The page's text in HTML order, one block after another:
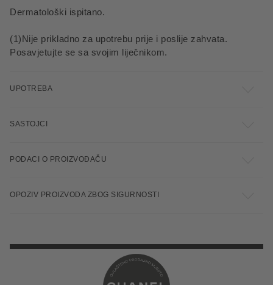
Dermatološki ispitano.
(1)Nije prikladno za upotrebu prije i poslije zahvata.
Posavjetujte se sa svojim liječnikom.
UPOTREBA
SASTOJCI
PODACI O PROIZVOĐAČU
OPOZIV PROIZVODA ZBOG SIGURNOSTI